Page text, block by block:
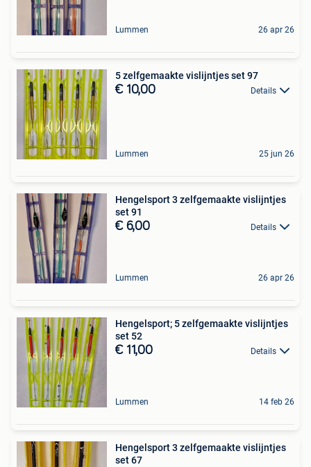
Lummen 26 apr 26
5 zelfgemaakte vislijntjes set 97
€ 10,00 Details
Lummen 25 jun 26
Hengelsport 3 zelfgemaakte vislijntjes
set 91
€ 6,00 Details
Lummen 26 apr 26
Hengelsport; 5 zelfgemaakte vislijntjes
set 52
€ 11,00 Details
Lummen 14 feb 26
Hengelsport 3 zelfgemaakte vislijntjes
set 67